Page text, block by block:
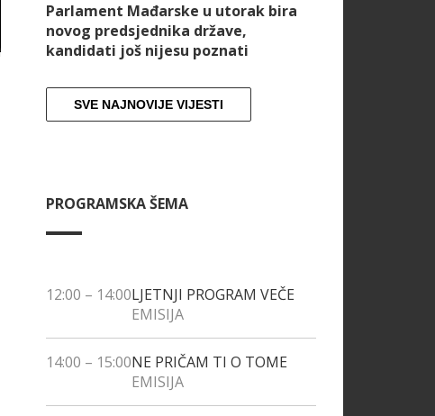
Parlament Mađarske u utorak bira
novog predsjednika države,
kandidati još nijesu poznati
SVE NAJNOVIJE VIJESTI
PROGRAMSKA ŠEMA
12:00 – 14:00LJETNJI PROGRAM VEČE
EMISIJA
14:00 – 15:00NE PRIČAM TI O TOME
EMISIJA